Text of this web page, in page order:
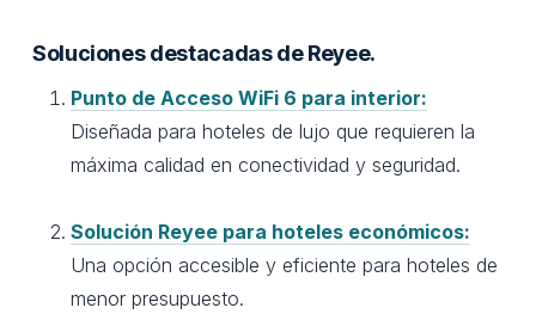
Soluciones destacadas de Reyee.
Punto de Acceso WiFi 6 para interior:
Diseñada para hoteles de lujo que requieren la
máxima calidad en conectividad y seguridad.
Solución Reyee para hoteles económicos:
Una opción accesible y eficiente para hoteles de
menor presupuesto.